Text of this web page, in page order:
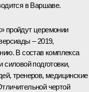
в Варшаве.
пройдут церемонии
– 2019,
В состав комплекса
силовой подготовки,
тренеров, медицинские
чертой